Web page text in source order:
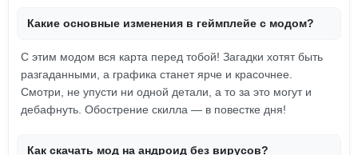
Какие основные изменения в геймплейе с модом?
С этим модом вся карта перед тобой! Загадки хотят быть
разгаданными, а графика станет ярче и красочнее.
Смотри, не упусти ни одной детали, а то за это могут и
дебафнуть. Обострение скилла — в повестке дня!
Как скачать мод на андроид без вирусов?